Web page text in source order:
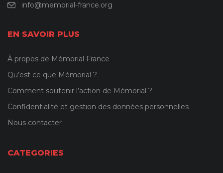
info@memorial-france.org
EN SAVOIR PLUS
À propos de Mémorial France
Qu’est ce que Mémorial ?
Comment soutenir l’action de Mémorial ?
Confidentialité et gestion des données personnelles
Nous contacter
CATEGORIES